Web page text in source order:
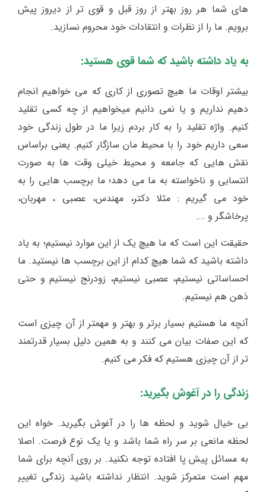
های شما هر روز بهتر از روز قبل و قوی تر از دیروز پیش
برویم. ما را از نظرات و انتقادات خود محروم نسازید.
به یاد داشته باشید که شما قوی هستید:
بیشتر اوقات ما هیچ تصوری از کاری که می خواهیم انجام
دهیم نداریم و یا نمی دانیم میخواهیم از چه کسی تقلید
کنیم. واژه تقلید را به کار بردم زیرا ما در طول زندگی خود
سعی داریم خود را با محیط مان سازگار کنیم. یعنی براساس
نقش هایی که جامعه و محیط خیلی وقت ها به صورت
انتسابی و ناخواسته به ما می دهد؛ ما برچسب هایی را به
خود می گیریم : مثلا دکتر، مهندس، عصبی ، مهربان،
پرخاشگر و ….
حقیقت این است که ما هیچ یک از این موارد نیستیم؛ به یاد
داشته باشید که شما هیچ کدام از این برچسب ها نیستید. ما
احساساتی نیستیم، عصبی نیستیم، زودرنج نیستیم و حتی
ذهن هم نیستیم.
آنچه ما هستیم بسیار برتر و بهتر و مهمتر از آن چیزی است
که این صفات بیان می کنند و به همین دلیل بسیار قدرتمند
تر از آن چیزی هستیم که فکر می کنیم.
زندگی را در آغوش بگیرید:
بی خیال شوید و لحظه ها را در آغوش بگیرید. خواه این
لحظه مانعی بر سر راه شما باشد و یا یک نوع فرصت. اصلا
به مسائل پیش پا افتاده توجه نکنید. بر روی آنچه برای شما
مهم است متمرکز شوید. انتظار نداشته باشید زندگی تغییر